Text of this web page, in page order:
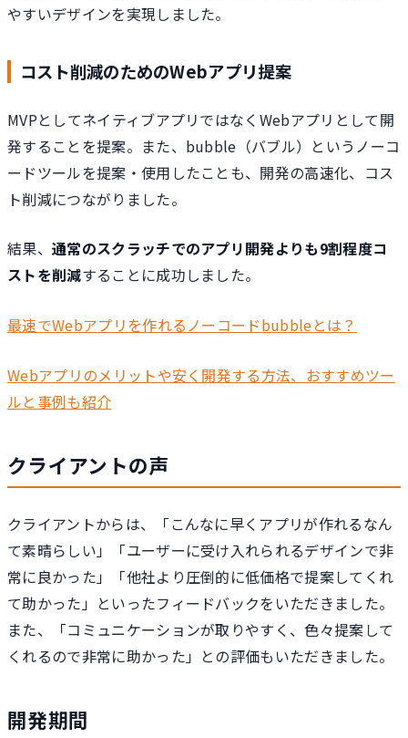
やすいデザインを実現しました。
コスト削減のためのWebアプリ提案
MVPとしてネイティブアプリではなくWebアプリとして開
発することを提案。また、bubble（バブル）というノーコ
ードツールを提案・使用したことも、開発の高速化、コス
ト削減につながりました。
結果、 通常のスクラッチでのアプリ開発よりも9割程度コ
ストを削減することに成功しました。
最速でWebアプリを作れるノーコードbubbleとは？
Webアプリのメリットや安く開発する方法、おすすめツー
ルと事例も紹介
クライアントの声
クライアントからは、「こんなに早くアプリが作れるなん
て素晴らしい」「ユーザーに受け入れられるデザインで非
常に良かった」「他社より圧倒的に低価格で提案してくれ
て助かった」といったフィードバックをいただきました。
また、「コミュニケーションが取りやすく、色々提案して
くれるので非常に助かった」との評価もいただきました。
開発期間